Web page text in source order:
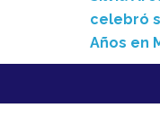
celebró
Años en